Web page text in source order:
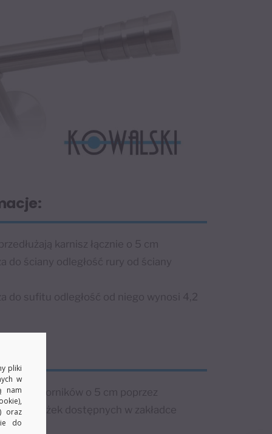
karnisz łącznie o 5 cm
do ściany odległość rury od ściany
do sufitu odległość od niego wynosi 4,2
wsporników o 5 cm poprzez
przedłużek dostępnych w zakładce
pliki
w
nam
oraz
do